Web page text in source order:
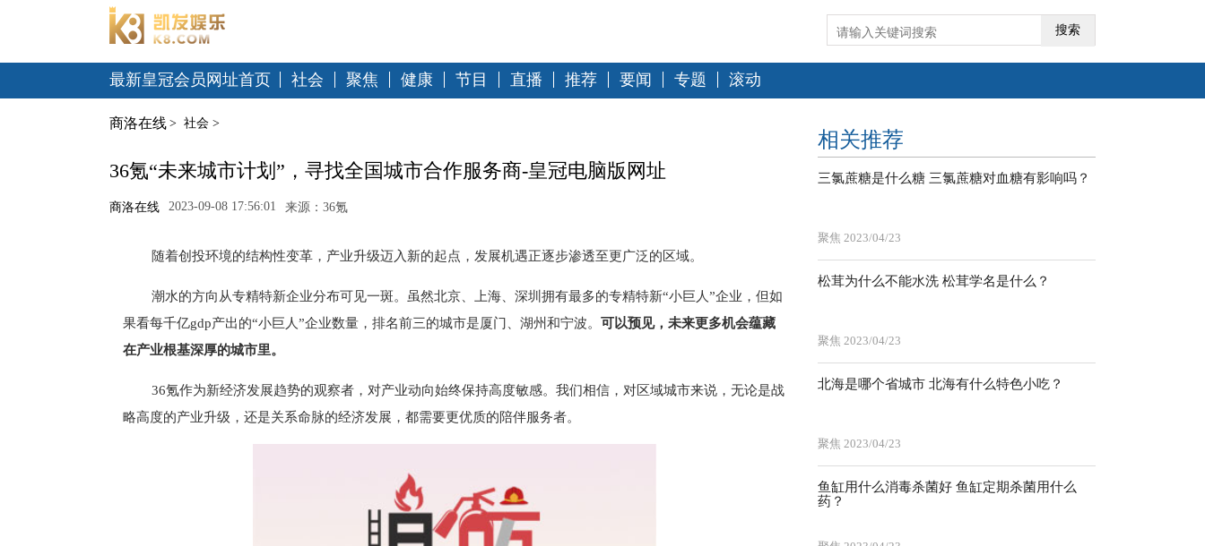
搜索
最新皇冠会员网址首页 社会 聚焦 健康 节目 直播 推荐 要闻 专题 滚动
商洛在线 > 社会 >
36氪“未来城市计划”，寻找全国城市合作服务商-皇冠电脑版网址
商洛在线 2023-09-08 17:56:01 来源：36氪
随着创投环境的结构性变革，产业升级迈入新的起点，发展机遇正逐步渗透至更广泛的区域。
潮水的方向从专精特新企业分布可见一斑。虽然北京、上海、深圳拥有最多的专精特新“小巨人”企业，但如
果看每千亿gdp产出的“小巨人”企业数量，排名前三的城市是厦门、湖州和宁波。 可以预见，未来更多机会蕴藏
在产业根基深厚的城市里。
36氪作为新经济发展趋势的观察者，对产业动向始终保持高度敏感。我们相信，对区域城市来说，无论是战
略高度的产业升级，还是关系命脉的经济发展，都需要更优质的陪伴服务者。
相关推荐
三氯蔗糖是什么糖 三氯蔗糖对血糖有影响吗？
聚焦 2023/04/23
松茸为什么不能水洗 松茸学名是什么？
聚焦 2023/04/23
北海是哪个省城市 北海有什么特色小吃？
聚焦 2023/04/23
鱼缸用什么消毒杀菌好 鱼缸定期杀菌用什么
药？